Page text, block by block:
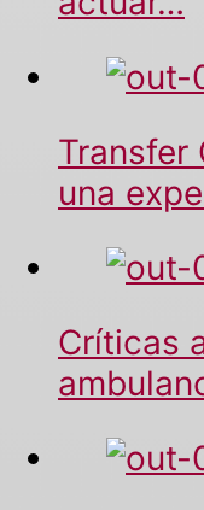
Transfer
una
Críticas